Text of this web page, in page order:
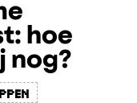
hoe
nog?